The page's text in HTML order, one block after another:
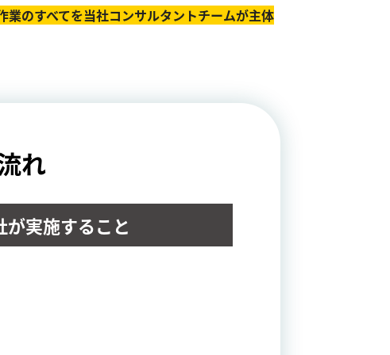
業のすべてを当社コンサルタントチームが主体
れ
が実施すること